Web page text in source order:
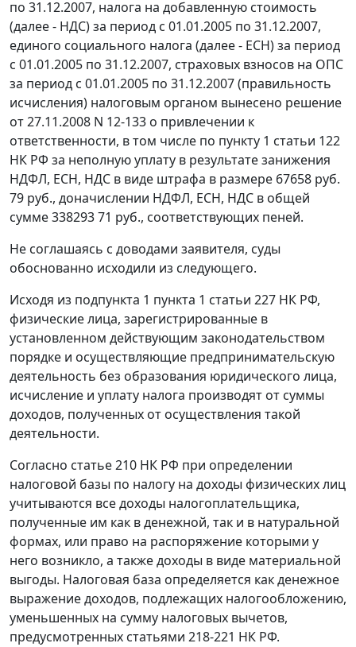
по 31.12.2007, налога на добавленную стоимость
(далее - НДС) за период с 01.01.2005 по 31.12.2007,
единого социального налога (далее - ЕСН) за период
с 01.01.2005 по 31.12.2007, страховых взносов на ОПС
за период с 01.01.2005 по 31.12.2007 (правильность
исчисления) налоговым органом вынесено решение
от 27.11.2008 N 12-133 о привлечении к
ответственности, в том числе по пункту 1 статьи 122
НК РФ за неполную уплату в результате занижения
НДФЛ, ЕСН, НДС в виде штрафа в размере 67658 руб.
79 руб., доначислении НДФЛ, ЕСН, НДС в общей
сумме 338293 71 руб., соответствующих пеней.
Не соглашаясь с доводами заявителя, суды
обоснованно исходили из следующего.
Исходя из подпункта 1 пункта 1 статьи 227 НК РФ,
физические лица, зарегистрированные в
установленном действующим законодательством
порядке и осуществляющие предпринимательскую
деятельность без образования юридического лица,
исчисление и уплату налога производят от суммы
доходов, полученных от осуществления такой
деятельности.
Согласно статье 210 НК РФ при определении
налоговой базы по налогу на доходы физических лиц
учитываются все доходы налогоплательщика,
полученные им как в денежной, так и в натуральной
формах, или право на распоряжение которыми у
него возникло, а также доходы в виде материальной
выгоды. Налоговая база определяется как денежное
выражение доходов, подлежащих налогообложению,
уменьшенных на сумму налоговых вычетов,
предусмотренных статьями 218-221 НК РФ.